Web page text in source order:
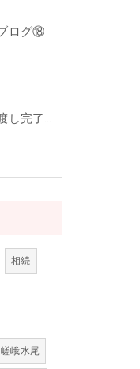
ログ⑱
【無事にお引渡し完了】「ご縁に感謝。」前回ご紹介した中古一戸建てのお引渡しが終了しました
相続
嵯峨水尾